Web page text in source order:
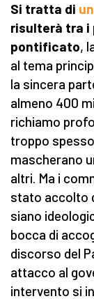
Si tratta di
risulterà tra i
pontificato,
al tema
la sincera
almeno 400
richiamo
troppo
mascherano
altri. Ma i
stato accolto
siano
bocca di
discorso del
attacco al
intervento si